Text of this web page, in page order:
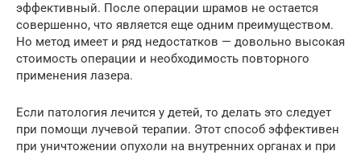
эффективный. После операции шрамов не остается
совершенно, что является еще одним преимуществом.
Но метод имеет и ряд недостатков — довольно высокая
стоимость операции и необходимость повторного
применения лазера.
Если патология лечится у детей, то делать это следует
при помощи лучевой терапии. Этот способ эффективен
при уничтожении опухоли на внутренних органах и при